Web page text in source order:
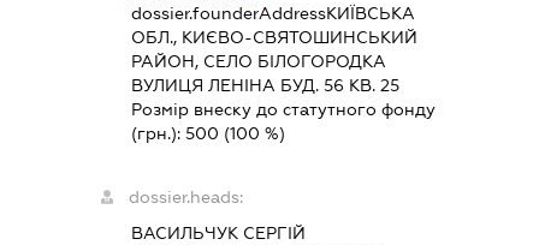
dossier.founderAddressКИЇВСЬКА
ОБЛ., КИЄВО-СВЯТОШИНСЬКИЙ
РАЙОН, СЕЛО БІЛОГОРОДКА
ВУЛИЦЯ ЛЕНІНА БУД. 56 КВ. 25
Розмір внеску до статутного фонду
(грн.): 500 (100 %)
dossier.heads:
ВАСИЛЬЧУК СЕРГІЙ